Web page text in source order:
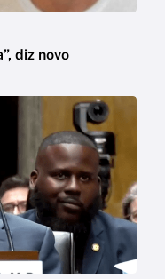
diz novo